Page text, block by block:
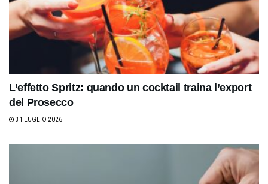
L’effetto Spritz: quando un cocktail traina l’export
del Prosecco
31 LUGLIO 2026